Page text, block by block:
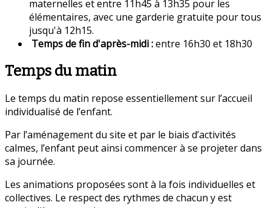
maternelles et entre 11h45 à 13h35 pour les
élémentaires, avec une garderie gratuite pour tous
jusqu'à 12h15.
Tempsde fin d'après-midi :entre 16h30 et 18h30
Temps du matin
Le temps du matin repose essentiellement sur l’accueil
individualisé de l’enfant.
Par l’aménagement du site et par le biais d’activités
calmes, l’enfant peut ainsi commencer à se projeter dans
sa journée.
Les animations proposées sont à la fois individuelles et
collectives. Le respect des rythmes de chacun y est